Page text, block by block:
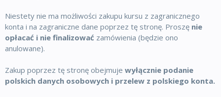
Niestety nie ma możliwości zakupu kursu z zagranicznego
konta i na zagraniczne dane poprzez tę stronę. Proszę nie
opłacać i nie finalizować zamówienia (będzie ono
anulowane).
Zakup poprzez tę stronę obejmuje wyłącznie podanie
polskich danych osobowych i przelew z polskiego konta.